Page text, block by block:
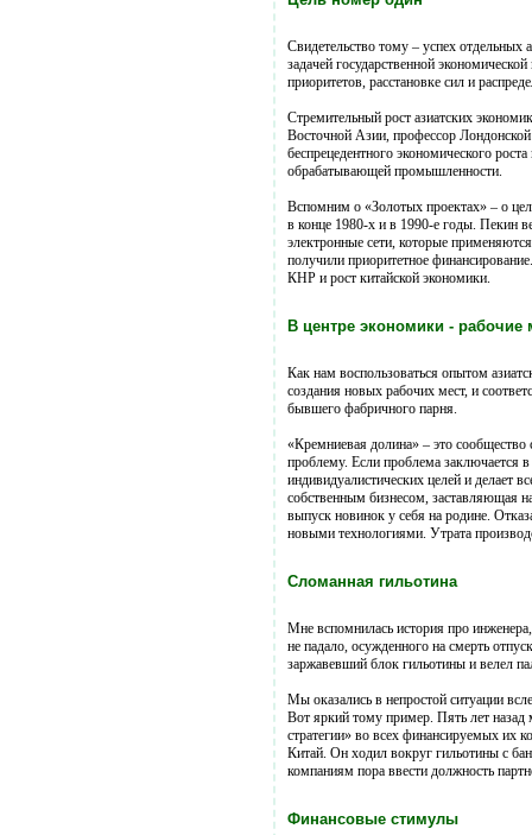
Свидетельство тому – успех отдельных
задачей государственной
приоритетов, расстановке сил и
Стремительный рост азиатских
Восточной Азии, профессор
беспрецедентного экономического
обрабатывающей промышленности.
Вспомним о «Золотых проектах» – о
в конце 1980-х и в 1990-е годы. Пекин
электронные сети, которые
получили приоритетное
КНР и рост китайской экономики.
В центре экономики - рабочие
Как нам воспользоваться опытом
создания новых рабочих мест, и
бывшего фабричного парня.
«Кремниевая долина» – это
проблему. Если проблема заключается
индивидуалистических целей и делает
собственным бизнесом, заставляющая
выпуск новинок у себя на родине.
новыми технологиями. Утрата
Сломанная гильотина
Мне вспомнилась история про
не падало, осужденного на смерть
заржавевший блок гильотины и велел
Мы оказались в непростой ситуации
Вот яркий тому пример. Пять лет назад
стратегии» во всех финансируемых их
Китай. Он ходил вокруг гильотины с
компаниям пора ввести должность
Финансовые стимулы